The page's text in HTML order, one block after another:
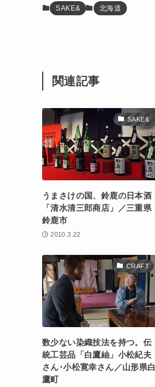
SAKE& 北海道
関連記事
SAKE&
うまさけの国、鈴鹿の日本酒
「清水清三郎商店」／三重県
鈴鹿市
2010.3.22
CRAFT
数少ない染織技法を持つ。伝
統工芸品「白鷹紬」小松紀夫
さん･小松寛幸さん／山形県白
鷹町